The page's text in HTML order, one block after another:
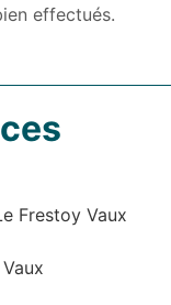
effectués.
Frestoy Vaux